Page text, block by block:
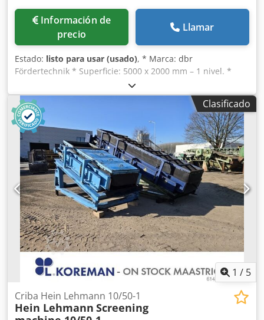
Información de
precio
Llamar
Estado: listo para usar (usado), * Marca: dbr
Fördertechnik * Superficie: 5000 x 2000 mm – 1 nivel. *
Motorización: motor eléctrico de 15 kW. * Incluye: muelles
y soportes para muelles. * Disponibilidad en stock: 2
unidades. Csdpoy R Rvwjfx Afwerf
Clasificado
1 / 5
Criba Hein Lehmann 10/50-1
Hein Lehmann Screening